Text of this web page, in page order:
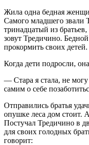
Жила одна бедная
Самого младшего звали
тринадцатый из
зовут Тредичино.
прокормить своих детей.
Когда дети подросли,
— Стара я стала, не
самим о себе
Отправились братья
опушке леса дом стоит.
Постучал Тредичино в
для своих голодных
говорит: